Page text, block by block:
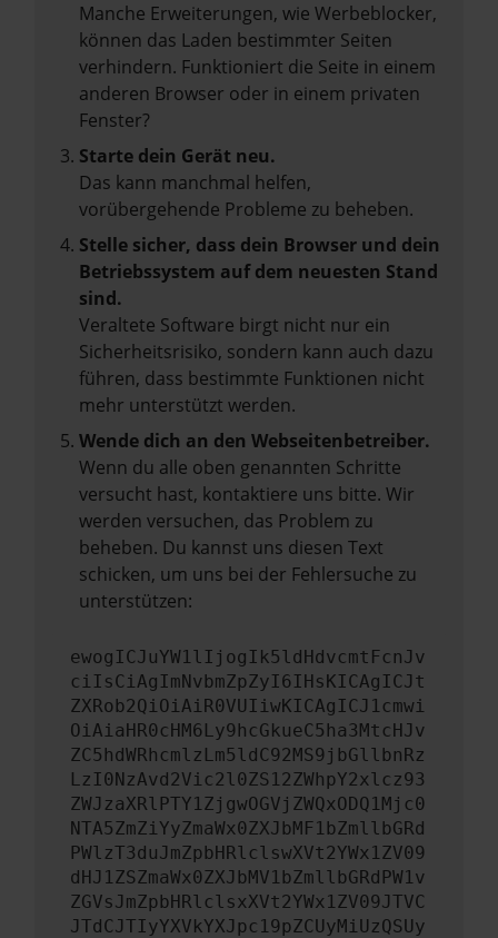
Manche Erweiterungen, wie Werbeblocker,
können das Laden bestimmter Seiten
verhindern. Funktioniert die Seite in einem
anderen Browser oder in einem privaten
Fenster?
Starte dein Gerät neu.
Das kann manchmal helfen,
vorübergehende Probleme zu beheben.
Stelle sicher, dass dein Browser und dein
Betriebssystem auf dem neuesten Stand
sind.
Veraltete Software birgt nicht nur ein
Sicherheitsrisiko, sondern kann auch dazu
führen, dass bestimmte Funktionen nicht
mehr unterstützt werden.
Wende dich an den Webseitenbetreiber.
Wenn du alle oben genannten Schritte
versucht hast, kontaktiere uns bitte. Wir
werden versuchen, das Problem zu
beheben. Du kannst uns diesen Text
schicken, um uns bei der Fehlersuche zu
unterstützen:
ewogICJuYW1lIjogIk5ldHdvcmtFcnJv
ciIsCiAgImNvbmZpZyI6IHsKICAgICJt
ZXRob2QiOiAiR0VUIiwKICAgICJ1cmwi
OiAiaHR0cHM6Ly9hcGkueC5ha3MtcHJv
ZC5hdWRhcmlzLm5ldC92MS9jbGllbnRz
LzI0NzAvd2Vic2l0ZS12ZWhpY2xlcz93
ZWJzaXRlPTY1ZjgwOGVjZWQxODQ1Mjc0
NTA5ZmZiYyZmaWx0ZXJbMF1bZmllbGRd
PWlzT3duJmZpbHRlclswXVt2YWx1ZV09
dHJ1ZSZmaWx0ZXJbMV1bZmllbGRdPW1v
ZGVsJmZpbHRlclsxXVt2YWx1ZV09JTVC
JTdCJTIyYXVkYXJpc19pZCUyMiUzQSUy